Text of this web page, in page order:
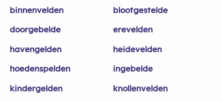
binnenvelden
blootgestelde
doorgebelde
erevelden
havengelden
heidevelden
hoedenspelden
ingebelde
kindergelden
knollenvelden